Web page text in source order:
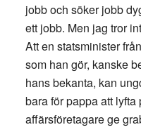
jobb och söker jobb
ett jobb. Men jag tror
Att en statsminister
som han gör, kanske
hans bekanta, kan
bara för pappa att
affärsföretagare ge